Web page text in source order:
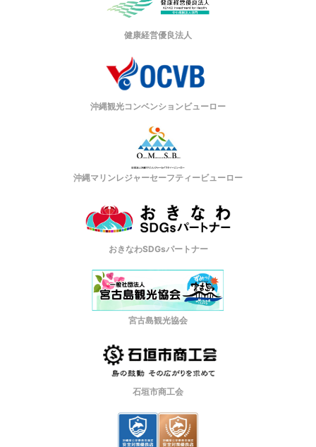
健康経営優良法人
沖縄観光コンベンションビューロー
沖縄マリンレジャーセーフティービューロー
おきなわSDGsパートナー
宮古島観光協会
石垣市商工会